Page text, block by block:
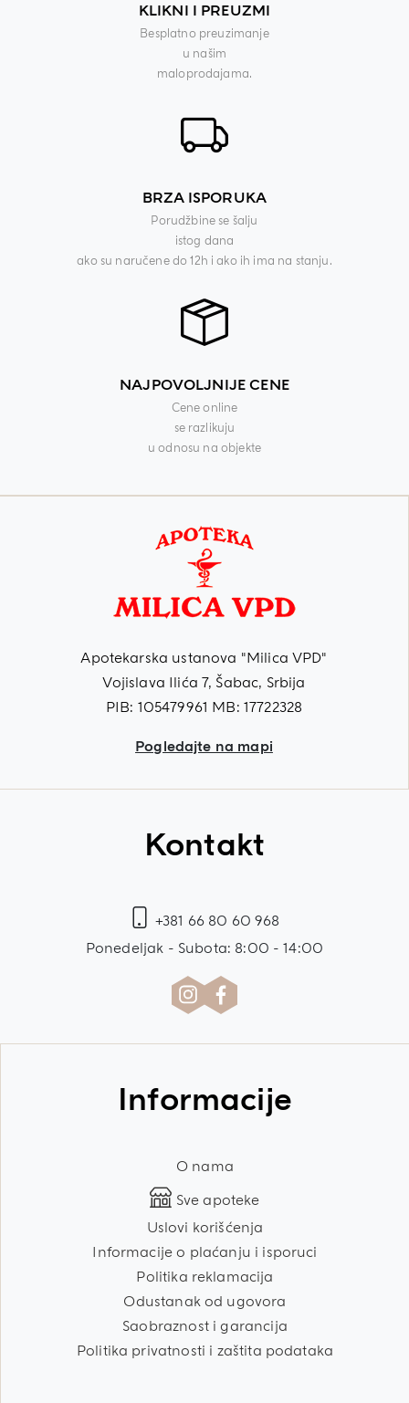
KLIKNI I PREUZMI
Besplatno preuzimanje
u našim
maloprodajama.
BRZA ISPORUKA
Porudžbine se šalju
istog dana
ako su naručene do 12h i ako ih ima na stanju.
NAJPOVOLJNIJE CENE
Cene online
se razlikuju
u odnosu na objekte
Apotekarska ustanova "Milica VPD"
Vojislava Ilića 7, Šabac, Srbija
PIB: 105479961 MB: 17722328
Pogledajte na mapi
Kontakt
+381 66 80 60 968
Ponedeljak - Subota: 8:00 - 14:00
Informacije
O nama
Sve apoteke
Uslovi korišćenja
Informacije o plaćanju i isporuci
Politika reklamacija
Odustanak od ugovora
Saobraznost i garancija
Politika privatnosti i zaštita podataka